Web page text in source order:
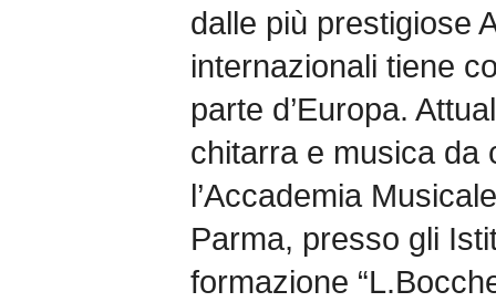
dalle più prestigiose
internazionali tiene
parte d’Europa.
chitarra e musica da
l’Accademia
Parma, presso gli
formazione